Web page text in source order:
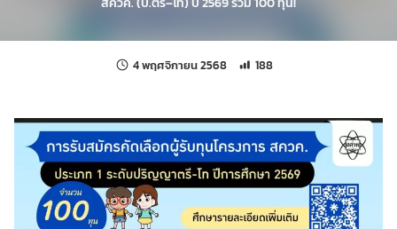
4 พฤศจิกายน 2568 แก้ไขล่าสุดเมื่อ:
จำนวนการเข้าชม 188 ครั้ง
188